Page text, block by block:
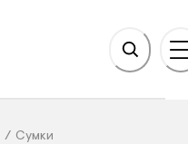
/ Сумки